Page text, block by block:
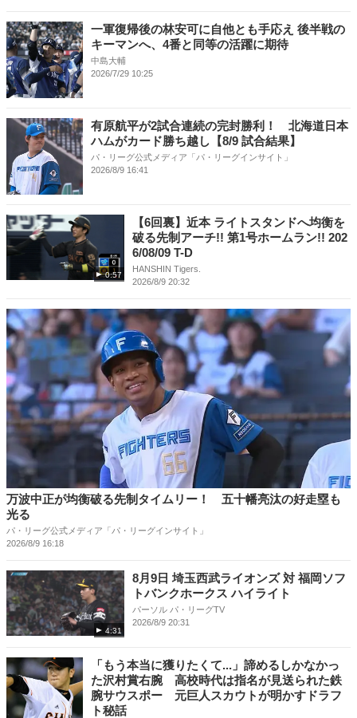
一軍復帰後の林安可に自他とも手応え 後半戦の
キーマンへ、4番と同等の活躍に期待
中島大輔
2026/7/29 10:25
有原航平が2試合連続の完封勝利！ 北海道日本
ハムがカード勝ち越し【8/9 試合結果】
パ・リーグ公式メディア「パ・リーグインサイト」
2026/8/9 16:41
0:57
【6回裏】近本 ライトスタンドへ均衡を
破る先制アーチ!! 第1号ホームラン!! 202
6/08/09 T-D
HANSHIN Tigers.
2026/8/9 20:32
万波中正が均衡破る先制タイムリー！ 五十幡亮汰の好走塁も
光る
パ・リーグ公式メディア「パ・リーグインサイト」
2026/8/9 16:18
4:31
8月9日 埼玉西武ライオンズ 対 福岡ソフ
トバンクホークス ハイライト
パーソル パ・リーグTV
2026/8/9 20:31
「もう本当に獲りたくて...」諦めるしかなかっ
た沢村賞右腕 高校時代は指名が見送られた鉄
腕サウスポー 元巨人スカウトが明かすドラフ
ト秘話